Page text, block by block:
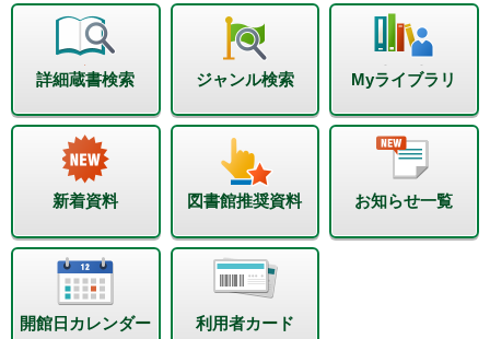
詳細蔵書検索 ジャンル検索 Myライブラリ
新着資料 図書館推奨資料 お知らせ一覧
開館日カレンダー 利用者カード